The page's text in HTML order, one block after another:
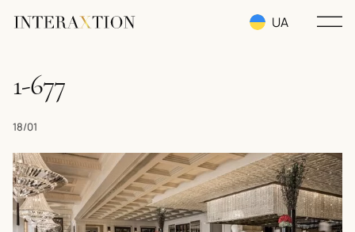
UA
1-677
18/01